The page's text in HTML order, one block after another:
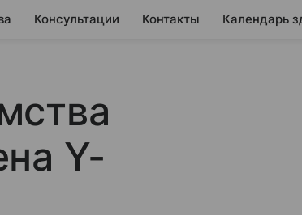
Консультации Контакты Календарь
Y-